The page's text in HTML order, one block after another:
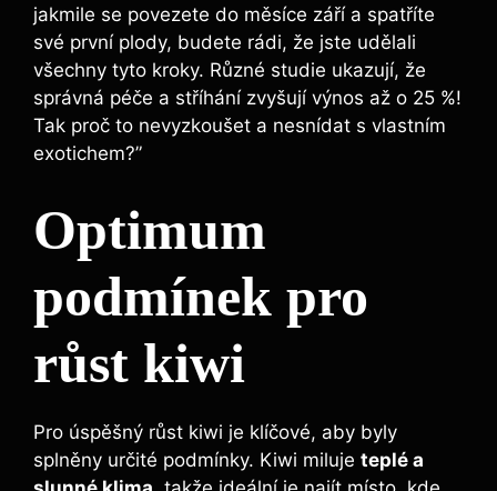
jakmile se povezete do měsíce září a spatříte
své první plody, budete rádi, že jste udělali
všechny tyto kroky. Různé studie ukazují, že
správná péče a stříhání zvyšují výnos až o 25 %!
Tak proč to nevyzkoušet a nesnídat s vlastním
exotichem?”
Optimum
podmínek pro
růst kiwi
Pro úspěšný růst kiwi je klíčové, aby byly
splněny určité podmínky. Kiwi miluje teplé a